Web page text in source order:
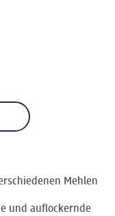
Mehlen
und auflockernde